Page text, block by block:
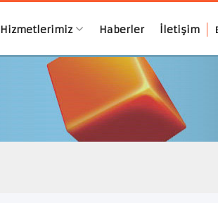
Hizmetlerimiz Haberler İletişim